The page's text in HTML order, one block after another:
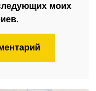
моих